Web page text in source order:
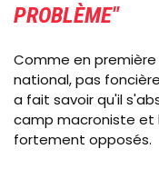
PROBLÈME"
Comme en
national, pas
a fait savoir qu'il
camp macroniste et
fortement opposés.